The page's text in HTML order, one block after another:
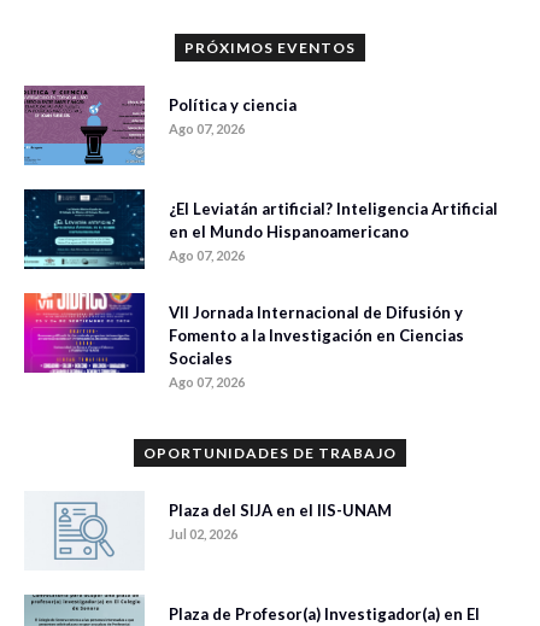
PRÓXIMOS EVENTOS
Política y ciencia
Ago 07, 2026
¿El Leviatán artificial? Inteligencia Artificial
en el Mundo Hispanoamericano
Ago 07, 2026
VII Jornada Internacional de Difusión y
Fomento a la Investigación en Ciencias
Sociales
Ago 07, 2026
OPORTUNIDADES DE TRABAJO
Plaza del SIJA en el IIS-UNAM
Jul 02, 2026
Plaza de Profesor(a) Investigador(a) en El